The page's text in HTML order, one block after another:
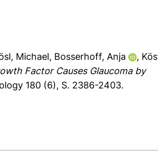
Michael, Bosserhoff, Anja ,
Factor Causes Glaucoma by
180 (6), S. 2386-2403.